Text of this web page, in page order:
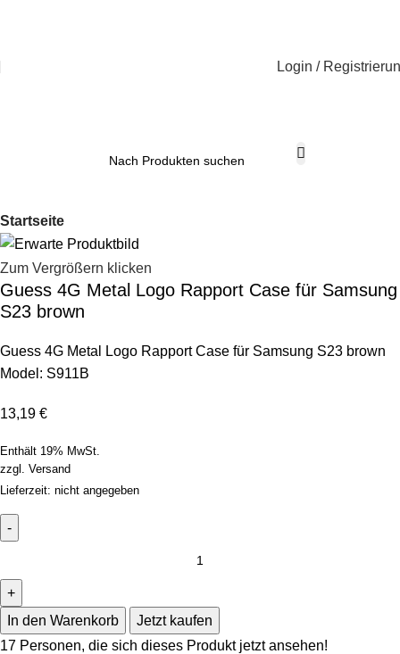
Login /
Startseite
Zum Vergrößern klicken
Guess 4G Metal Logo Rapport Case für Samsung
S23 brown
Guess 4G Metal Logo Rapport Case für Samsung S23 brown
Model: S911B
13,19 €
Enthält 19% MwSt.
zzgl. Versand
Lieferzeit: nicht angegeben
In den Warenkorb
Jetzt kaufen
17 Personen, die sich dieses Produkt jetzt ansehen!